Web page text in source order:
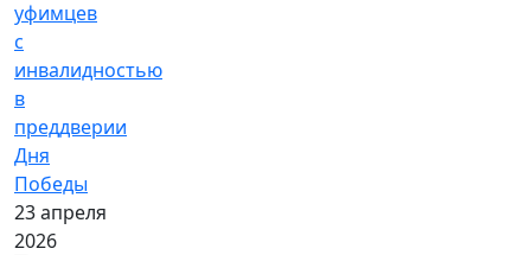
уфимцев
с
инвалидностью
в
преддверии
Дня
Победы
23 апреля
2026